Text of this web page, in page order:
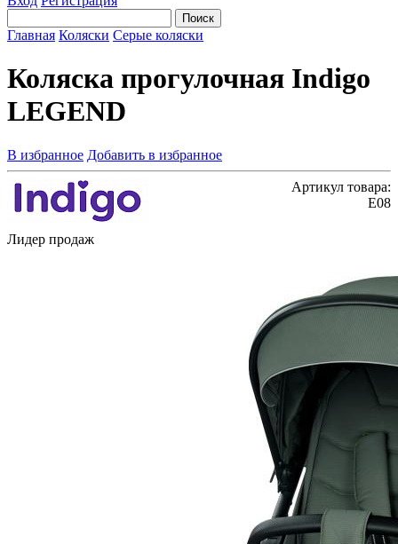
Главная Коляски Серые коляски
Коляска прогулочная Indigo
LEGEND
В избранное Добавить в избранное
Артикул товара:
E08
Лидер продаж